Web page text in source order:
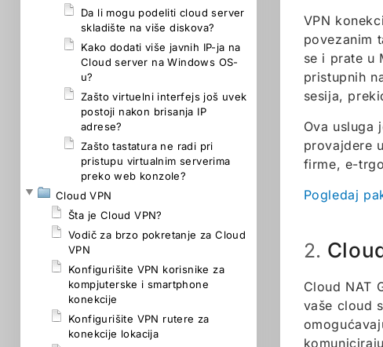
Da li mogu podeliti cloud server
skladište na više diskova?
Kako dodati više javnih IP-ja na
Cloud server na Windows OS-
u?
Zašto virtuelni interfejs još uvek
postoji nakon brisanja IP
adrese?
Zašto tastatura ne radi pri
pristupu virtualnim serverima
preko web konzole?
Cloud VPN
Šta je Cloud VPN?
Vodič za brzo pokretanje za Cloud
VPN
Konfigurišite VPN korisnike za
kompjuterske i smartphone
konekcije
Konfigurišite VPN rutere za
konekcije lokacija
VPN
povezanim
se i prate u
pristupnih
sesija,
Ova usluga
provajdere
firme, e-
Pogledaj
2.
Cloud NAT
vaše cloud